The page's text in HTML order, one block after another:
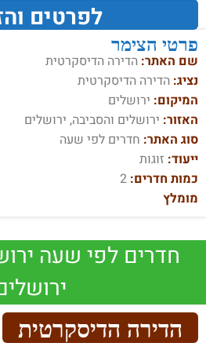
לפרטים
פרטי הצימר
שם האתר: הדירה הדיסקרטית
נציג: הדירה הדיסקרטית
המיקום: ירושלים
האזור: ירושלים והסביבה, ירושלים
סוג האתר: חדרים לפי שעה
ייעוד: זוגות
כמות חדרים: 2
מומלץ
חדרים לפי שעה
הדירה הדיסקרטית